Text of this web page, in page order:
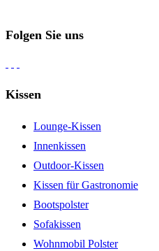
Folgen Sie uns
Kissen
Lounge-Kissen
Innenkissen
Outdoor-Kissen
Kissen für Gastronomie
Bootspolster
Sofakissen
Wohnmobil Polster